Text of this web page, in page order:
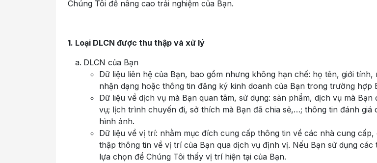
Chúng Tôi để nâng cao trải nghiệm của Bạn.
1. Loại DLCN được thu thập và xử lý
DLCN của Bạn
Dữ liệu liên hệ của Bạn, bao gồm nhưng không hạn chế: họ tên, giới
nhận dạng hoặc thông tin đăng ký kinh doanh của Bạn trong trường
Dữ liệu về dịch vụ mà Bạn quan tâm, sử dụng: sản phẩm, dịch vụ mà
vụ; lịch trình chuyến đi, sở thích mà Bạn đã chia sẻ,…; thông tin đánh
hình ảnh.
Dữ liệu về vị trí: nhằm mục đích cung cấp thông tin về các nhà cung
thập thông tin về vị trí của Bạn qua dịch vụ định vị. Nếu Bạn sử dụng
lựa chọn để Chúng Tôi thấy vị trí hiện tại của Bạn.